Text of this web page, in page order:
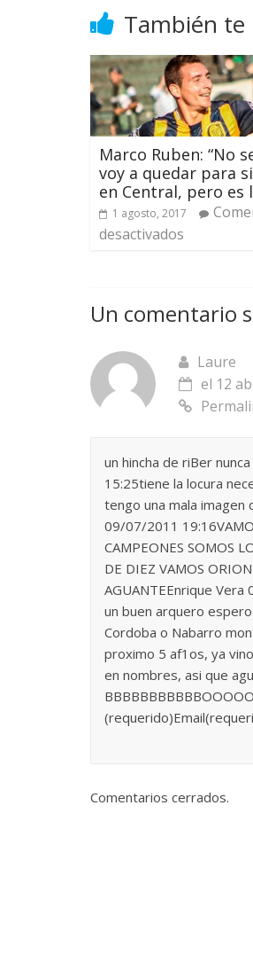
También
Marco Ruben: “No
voy a quedar para
en Central, pero es
1 agosto, 2017
desactivados
Un comentario
Laure
el 12
un hincha de riBer
15:25tiene la locura
tengo una mala
09/07/2011
CAMPEONES SOMOS
DE DIEZ VAMOS
AGUANTEEnrique
un buen arquero
Cordoba o Nabarro
proximo 5 af1os, ya
en nombres, asi que
Comentarios cerrados.